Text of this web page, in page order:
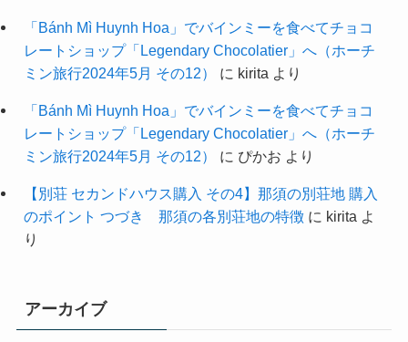
「Bánh Mì Huynh Hoa」でバインミーを食べてチョコ
レートショップ「Legendary Chocolatier」へ（ホーチ
ミン旅行2024年5月 その12）
に kirita より
「Bánh Mì Huynh Hoa」でバインミーを食べてチョコ
レートショップ「Legendary Chocolatier」へ（ホーチ
ミン旅行2024年5月 その12）
に ぴかお より
【別荘 セカンドハウス購入 その4】那須の別荘地 購入
のポイント つづき 那須の各別荘地の特徴に kirita よ
り
アーカイブ